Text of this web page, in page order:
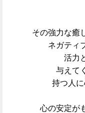
その強力な癒
ネガティ
活力
与えて
持つ人
心の安定が